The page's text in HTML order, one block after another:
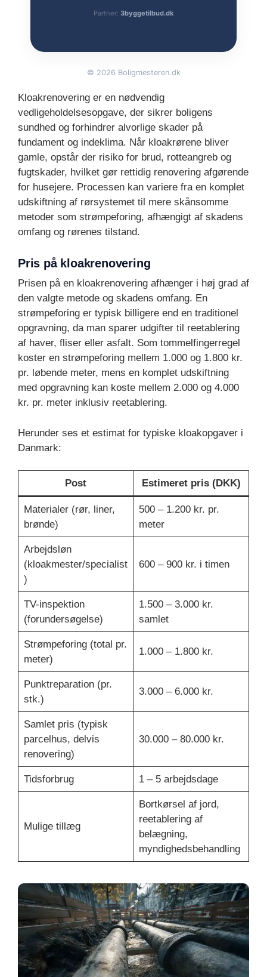
Partner: 3byggetilbud.dk
© 2026 Boligmesteren.dk
Kloakrenovering er en nødvendig
vedligeholdelsesopgave, der sikrer boligens
sundhed og forhindrer alvorlige skader på
fundament og indeklima. Når kloakrørene bliver
gamle, opstår der risiko for brud, rotteangreb og
fugtskader, hvilket gør rettidig renovering afgørende
for husejere. Processen kan variere fra en komplet
udskiftning af rørsystemet til mere skånsomme
metoder som strømpeforing, afhængigt af skadens
omfang og rørenes tilstand.
Pris på kloakrenovering
Prisen på en kloakrenovering afhænger i høj grad af
den valgte metode og skadens omfang. En
strømpeforing er typisk billigere end en traditionel
opgravning, da man sparer udgifter til reetablering
af haver, fliser eller asfalt. Som tommelfingerregel
koster en strømpeforing mellem 1.000 og 1.800 kr.
pr. løbende meter, mens en komplet udskiftning
med opgravning kan koste mellem 2.000 og 4.000
kr. pr. meter inklusiv reetablering.
Herunder ses et estimat for typiske kloakopgaver i
Danmark:
Post Estimeret pris (DKK)
Materialer (rør, liner,
brønde)
500 – 1.200 kr. pr.
meter
Arbejdsløn
(kloakmester/specialist
)
600 – 900 kr. i timen
TV-inspektion
(forundersøgelse)
1.500 – 3.000 kr.
samlet
Strømpeforing (total pr.
meter)
1.000 – 1.800 kr.
Punktreparation (pr.
stk.)
3.000 – 6.000 kr.
Samlet pris (typisk
parcelhus, delvis
renovering)
30.000 – 80.000 kr.
Tidsforbrug 1 – 5 arbejdsdage
Mulige tillæg
Bortkørsel af jord,
reetablering af
belægning,
myndighedsbehandling